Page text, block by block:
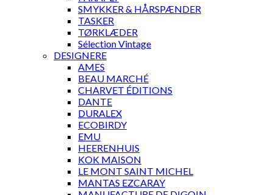
SMYKKER & HÅRSPÆNDER
TASKER
TØRKLÆDER
Sélection Vintage
DESIGNERE
AMES
BEAU MARCHÉ
CHARVET ÉDITIONS
DANTE
DURALEX
ECOBIRDY
EMU
HEERENHUIS
KOK MAISON
LE MONT SAINT MICHEL
MANTAS EZCARAY